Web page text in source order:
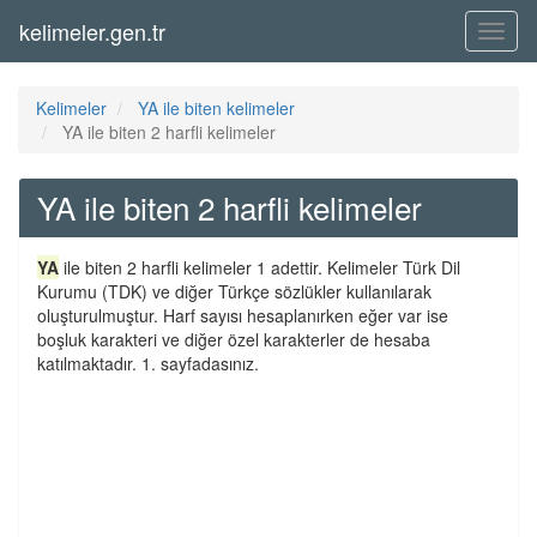
Menü
kelimeler.gen.tr
Kelimeler
YA ile biten kelimeler
YA ile biten 2 harfli kelimeler
YA ile biten 2 harfli kelimeler
YA ile biten 2 harfli kelimeler 1 adettir. Kelimeler Türk Dil
Kurumu (TDK) ve diğer Türkçe sözlükler kullanılarak
oluşturulmuştur. Harf sayısı hesaplanırken eğer var ise
boşluk karakteri ve diğer özel karakterler de hesaba
katılmaktadır. 1. sayfadasınız.